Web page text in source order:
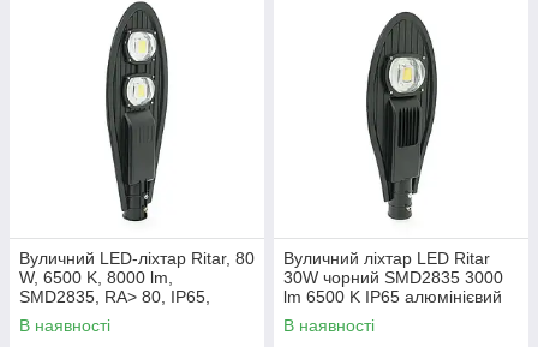
Вуличний LED-ліхтар Ritar, 80
W, 6500 K, 8000 lm,
SMD2835, RA> 80, IP65,
Black, 720*270*90mm
В наявності
Вуличний ліхтар LED Ritar
30W чорний SMD2835 3000
lm 6500 K IP65 алюмінієвий
розмір 49021085mm для
освітлення вулиць парків і
В наявності